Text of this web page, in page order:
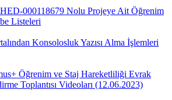
000118679 Nolu Projeye Ait Öğrenim
Listeleri
Konsolosluk Yazısı Alma İşlemleri
Öğrenim ve Staj Hareketliliği Evrak
Toplantısı Videoları (12.06.2023)